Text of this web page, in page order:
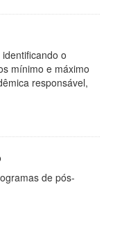
o
mínimo e máximo
responsável,
de pós-